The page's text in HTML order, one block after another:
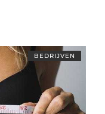
BEDRIJVEN